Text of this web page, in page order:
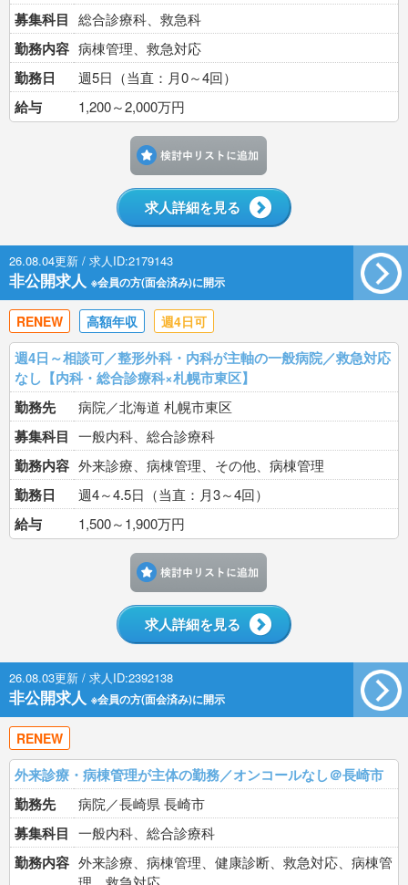
募集科目 総合診療科、救急科
勤務内容 病棟管理、救急対応
勤務日 週5日（当直：月0～4回）
給与 1,200～2,000万円
求人詳細を見る
26.08.04更新 / 求人ID:2179143
非公開求人 ※会員の方(面会済み)に開示
RENEW 高額年収 週4日可
週4日～相談可／整形外科・内科が主軸の一般病院／救急対応
なし【内科・総合診療科×札幌市東区】
勤務先
病院／北海道 札幌市東区
募集科目 一般内科、総合診療科
勤務内容 外来診療、病棟管理、その他、病棟管理
勤務日 週4～4.5日（当直：月3～4回）
給与 1,500～1,900万円
求人詳細を見る
26.08.03更新 / 求人ID:2392138
非公開求人 ※会員の方(面会済み)に開示
RENEW
外来診療・病棟管理が主体の勤務／オンコールなし＠長崎市
勤務先
病院／長崎県 長崎市
募集科目 一般内科、総合診療科
勤務内容 外来診療、病棟管理、健康診断、救急対応、病棟管